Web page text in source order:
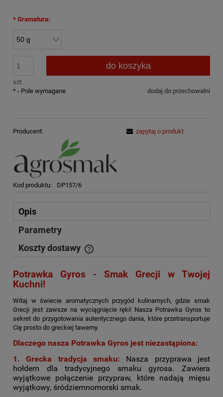
* Gramatura:
szt.
do koszyka
dodaj do przechowalni
* - Pole wymagane
Producent:
Kod produktu: DP157/6
zapytaj o produkt
Opis
Parametry
Koszty dostawy
Cena nie zawiera ewentualnych kosztów płatności
Potrawka Gyros - Smak Grecji w Twojej
Kuchni!
Witaj w świecie aromatycznych przygód kulinarnych, gdzie smak
Grecji jest zawsze na wyciągnięcie ręki! Nasza Potrawka Gyros to
sekret do przygotowania autentycznego dania, które przetransportuje
Cię prosto do greckiej tawerny.
Dlaczego nasza Potrawka Gyros jest niezastąpiona:
1. Grecka tradycja smaku: Nasza przyprawa jest
hołdem dla tradycyjnego smaku gyrosa. Zawiera
wyjątkowe połączenie przypraw, które nadają mięsu
wyjątkowy, śródziemnomorski smak.